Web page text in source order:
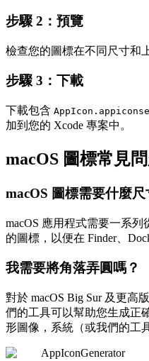
步驟 2：預覽
檢查您的圖標在不同尺寸和
步驟 3：下載
下載包含
加到您的 Xcode 專案中。
macOS 圖標常見
macOS 圖標需要什麼尺
macOS 應用程式需要一系列
的圖標，以便在 Finder、
我需要將角落弄圓嗎？
對於 macOS Big Sur 及更高
們的工具可以幫助您生成正
形圖像，系統（或我們的工
AppIconGenerator